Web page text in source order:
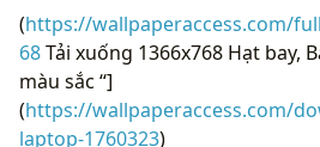
(https://wallpaperaccess.com/
68Tải xuống 1366x768 Hạt bay,
màu sắc “]
(https://wallpaperaccess.com/
laptop-1760323)